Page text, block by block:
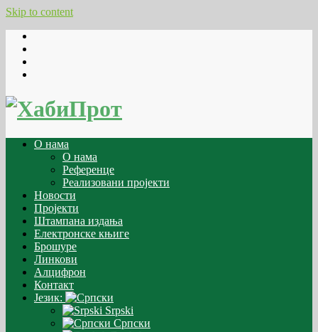
Skip to content
О нама
О нама
Референце
Реализовани пројекти
Новости
Пројекти
Штампана издања
Електронске књиге
Брошуре
Линкови
Алцифрон
Контакт
Језик:
Srpski
Српски